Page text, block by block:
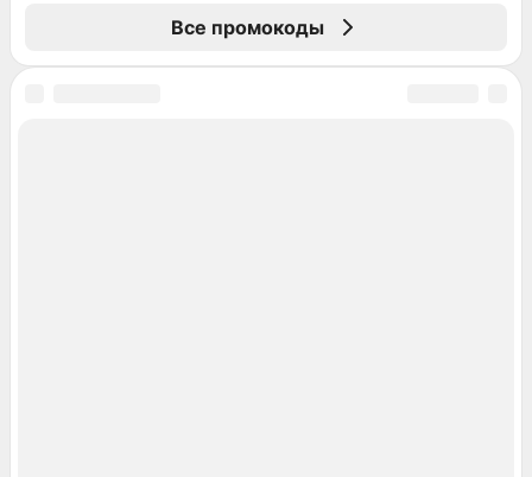
Все промокоды